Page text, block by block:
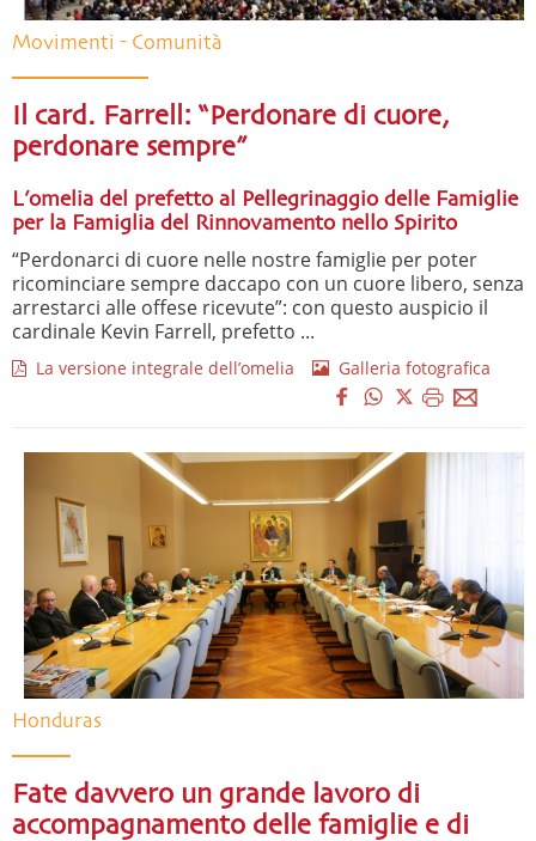
Movimenti - Comunità
Il card. Farrell: “Perdonare di cuore,
perdonare sempre”
L’omelia del prefetto al Pellegrinaggio delle Famiglie
per la Famiglia del Rinnovamento nello Spirito
“Perdonarci di cuore nelle nostre famiglie per poter
ricominciare sempre daccapo con un cuore libero, senza
arrestarci alle offese ricevute”: con questo auspicio il
cardinale Kevin Farrell, prefetto ...
La versione integrale dell’omelia Galleria fotografica
Honduras
Fate davvero un grande lavoro di
accompagnamento delle famiglie e di